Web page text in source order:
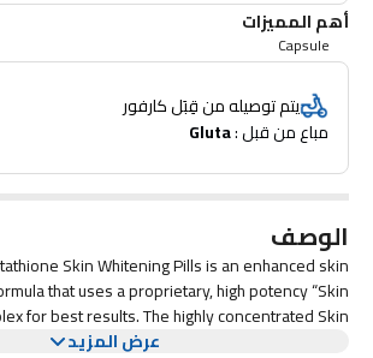
أهم المميزات
Capsule
يتم توصيله من قِبَل كارفور
مباع من قبل : Gluta
الوصف
Skin Whitening Pills is an enhanced skin
that uses a proprietary, high potency “Skin
for best results. The highly concentrated Skin
complex or formula also takes care of skin
عرض المزيد